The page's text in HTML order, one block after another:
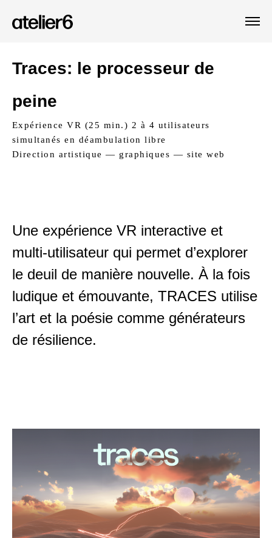
Traces: le processeur de
peine
Expérience VR (25 min.) 2 à 4 utilisateurs
simultanés en déambulation libre
Direction artistique — graphiques — site web
Une expérience VR interactive et
multi-utilisateur qui permet d’explorer
le deuil de manière nouvelle. À la fois
ludique et émouvante, TRACES utilise
l’art et la poésie comme générateurs
de résilience.